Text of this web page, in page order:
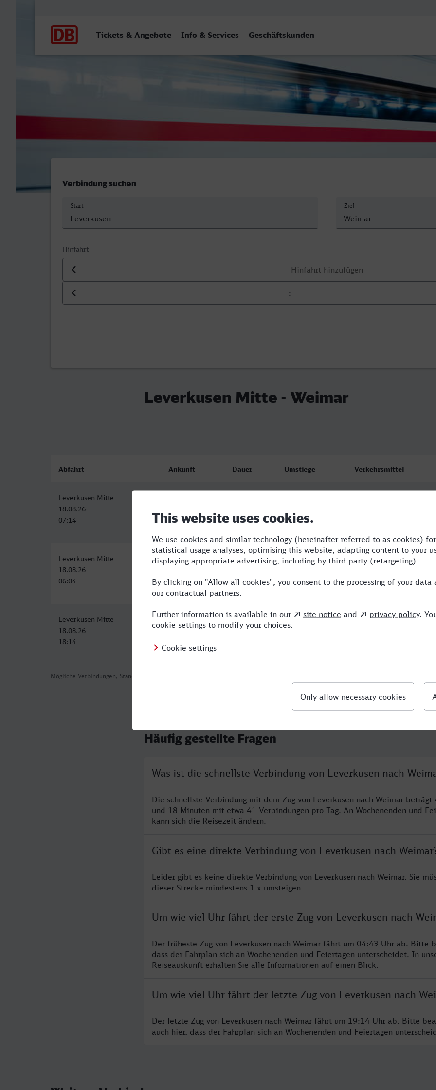
Tickets & Angebote Info & Services Geschäftskunden
Leverkusen Mitte - Weimar
Verbindung suchen
Start Ziel
Hinfahrt
Datum der Hinfahrt
Uhrzeit der Hinfahrt
Leverkusen Mitte - Weimar
Mögliche Verbindungen, Stand: 2026-08-04 03:06
Abfahrt Ankunft Dauer Umstiege Verkehrsmittel
Leverkusen Mitte
18.08.26
07:14
11:32
Leverkusen Mitte
18.08.26
06:04
Weimar
12:50
6:46 4 ABR,NX,ICE
Leverkusen Mitte
18.08.26
18:14
Weimar
18.08.26
5:00 3 RE,NX,ICE
Häufig gestellte Fragen
Was ist die schnellste Verbindung von Leverkusen nach
Die schnellste Verbindung mit dem Zug von Leverkusen nach Weimar beträgt
und 18 Minuten mit etwa 41 Verbindungen pro Tag. An Wochenenden und
kann sich die Reisezeit ändern.
Gibt es eine direkte Verbindung von Leverkusen nach
Leider gibt es keine direkte Verbindung von Leverkusen nach Weimar. Sie
dieser Strecke mindestens 1 x umsteigen.
Um wie viel Uhr fährt der erste Zug von Leverkusen nach
Der früheste Zug von Leverkusen nach Weimar fährt um 04:43 Uhr ab. Bitte
dass der Fahrplan sich an Wochenenden und Feiertagen unterscheidet. In
Reiseauskunft erhalten Sie alle Informationen auf einen Blick.
Um wie viel Uhr fährt der letzte Zug von Leverkusen nach
Der letzte Zug von Leverkusen nach Weimar fährt um 19:14 Uhr ab. Bitte
auch hier, dass der Fahrplan sich an Wochenenden und Feiertagen